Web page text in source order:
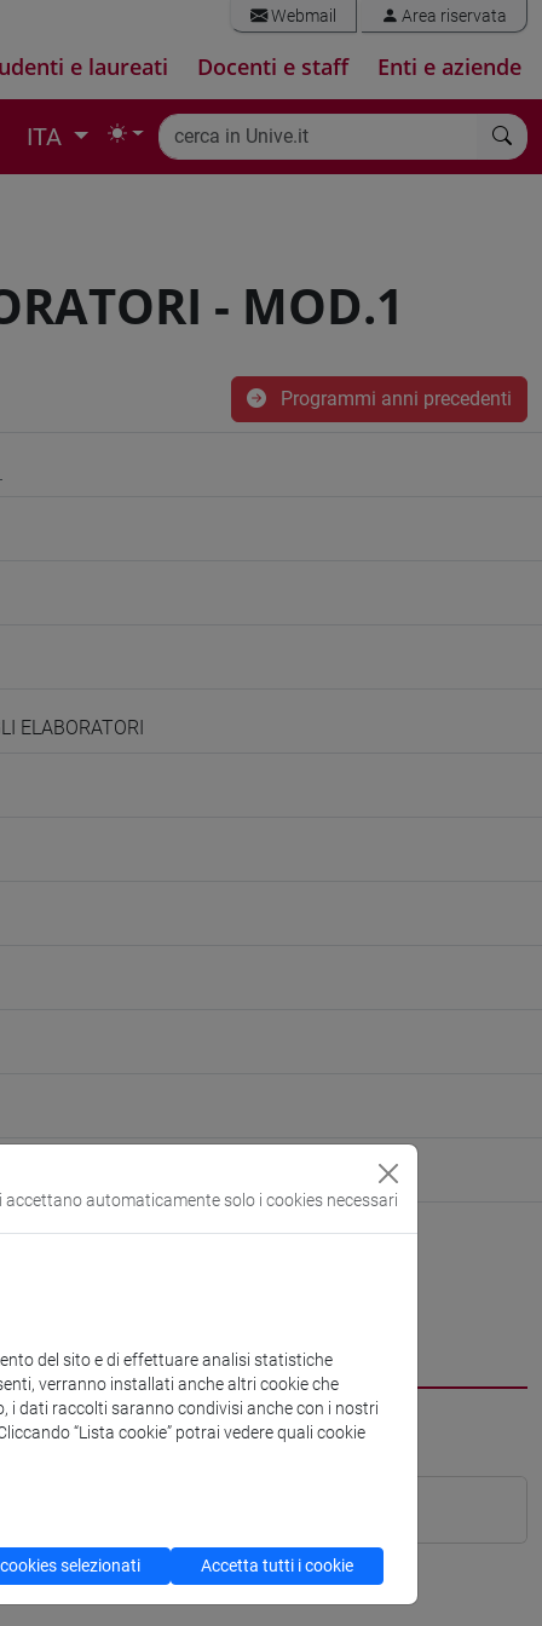
Webmail Area riservata
e laureati Docenti e staff Enti e aziende
ITA
- MOD.1
Programmi anni precedenti
ELABORATORI
automaticamente solo i cookies necessari
del sito e di effettuare analisi statistiche
verranno installati anche altri cookie che
i dati raccolti saranno condivisi anche con i nostri
“Lista cookie” potrai vedere quali cookie
selezionati Accetta tutti i cookie